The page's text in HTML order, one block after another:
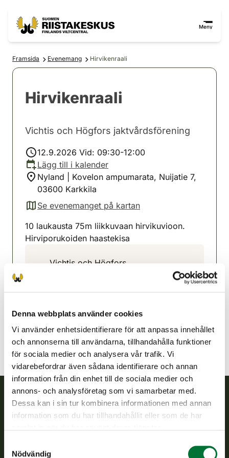
Denna webbplats använder cookies
Vi använder enhetsidentifierare för att anpassa innehållet
och annonserna till användarna, tillhandahålla funktioner
för sociala medier och analysera vår trafik. Vi
vidarebefordrar även sådana identifierare och annan
information från din enhet till de sociala medier och
annons- och analysföretag som vi samarbetar med.
Dessa kan i sin tur kombinera informationen med annan
information som du har tillhandahållit eller som de har
Nödvändig
Meny
Framsida Evenemang Hirvikenraali
Hirvikenraali
Vichtis och Högfors jaktvårdsförening
12.9.2026 Vid: 09:30-12:00
Lägg till i kalender
Nyland | Kovelon ampumarata, Nuijatie 7,
03600 Karkkila
Se evenemanget på kartan
(avautuu uuteen välilehteen)
10 laukausta 75m liikkuvaan hirvikuvioon.
Hirviporukoiden haastekisa
Vichtis och Högfors
jussi.sohlman@saunalahti.fi
Finlands viltcentral
jaktvårdsföreningarnas verksamhet, ser till att viltpolitiken